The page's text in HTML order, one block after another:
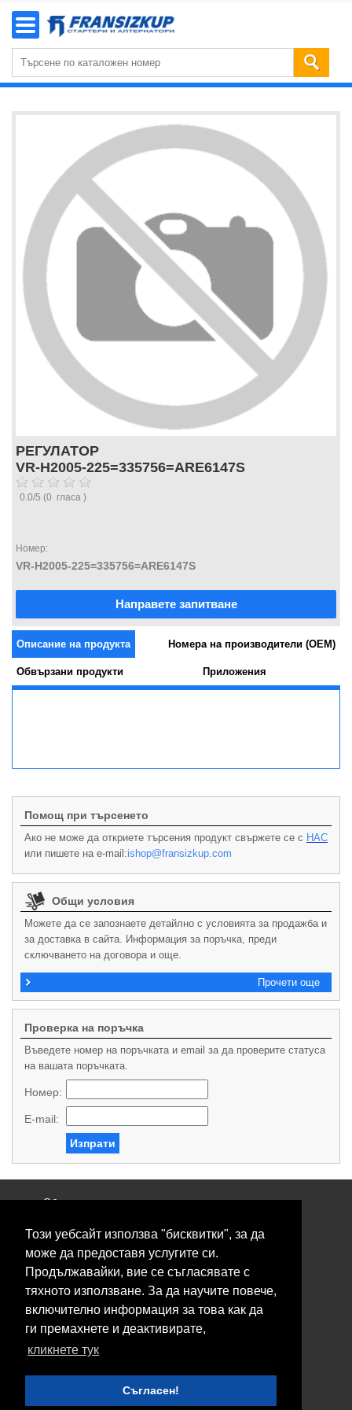
Този уебсайт използва "бисквитки", за да
може да предоставя услугите си.
Продължавайки, вие се съгласявате с
тяхното използване. За да научите повече,
включително информация за това как да
ги премахнете и деактивирате,
кликнете тук
Съгласен!
РЕГУЛАТОР
VR-H2005-225=335756=ARE6147S
0.0/5 (0 гласа )
Номер:
VR-H2005-225=335756=ARE6147S
Направете запитване
Описание на продукта Номера на производители (OEM)
Обвързани продукти Приложения
Помощ при търсенето
Ако не може да откриете търсения продукт свържете се с НАС
или пишете на e-mail:ishop@fransizkup.com
Общи условия
Можете да се запознаете детайлно с условията за продажба и
за доставка в сайта. Информация за поръчка, преди
сключването на договора и още.
Прочети още
Проверка на поръчка
Въведете номер на поръчката и email за да проверите статуса
на вашата поръчката.
Номер:
E-mail:
Изпрати
Общи условия
Свържете се с нас
Контакти
Нашите сервизи
Блог
© 2026 Fransizkup.bg всички права запазени
Изграждане и поддръжка от
Boby_fransizkup